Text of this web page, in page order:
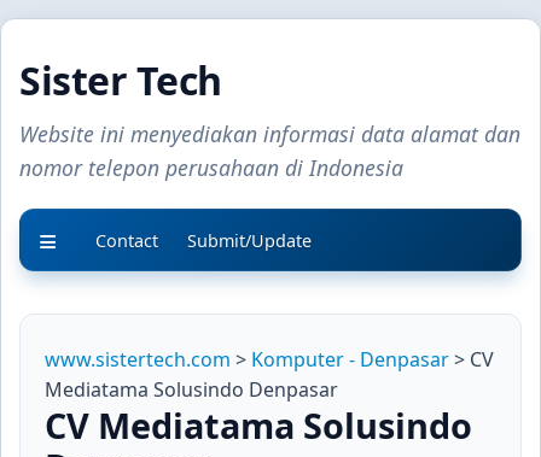
Sister Tech
Website ini menyediakan informasi data alamat dan
nomor telepon perusahaan di Indonesia
Contact Submit/Update
www.sistertech.com > Komputer - Denpasar> CV
Mediatama Solusindo Denpasar
CV Mediatama Solusindo